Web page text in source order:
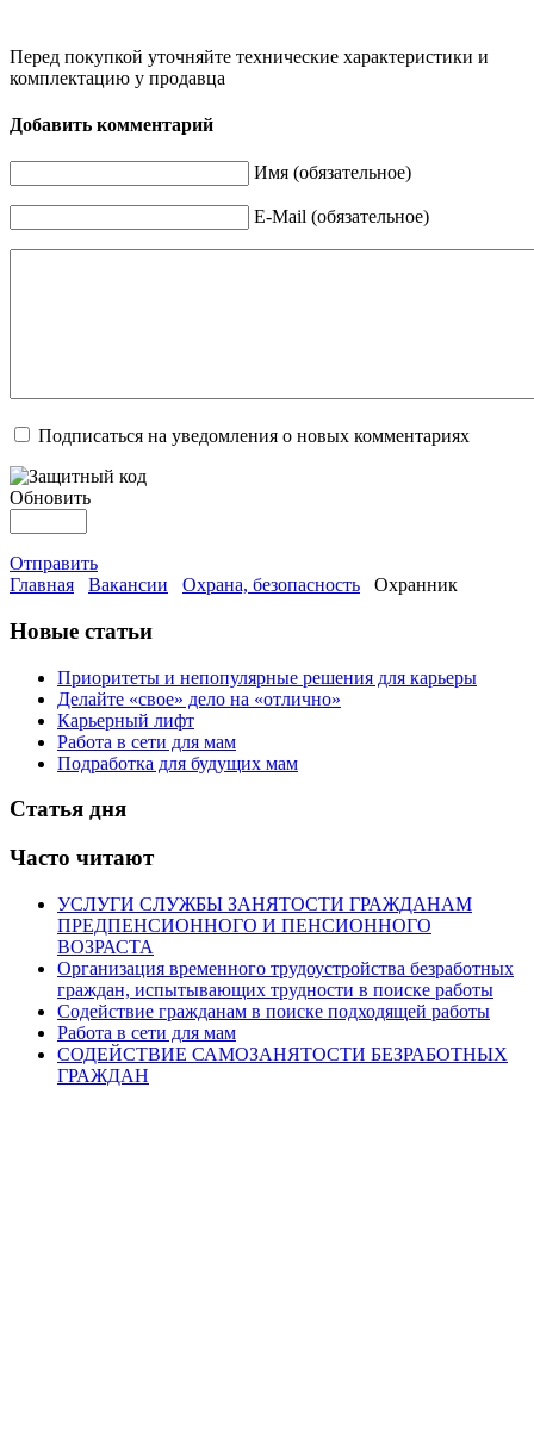
Перед покупкой уточняйте технические характеристики и
комплектацию у продавца
Добавить комментарий
Имя (обязательное)
E-Mail (обязательное)
Подписаться на уведомления о новых комментариях
Обновить
Отправить
Главная
Вакансии Охрана, безопасность Охранник
Новые статьи
Приоритеты и непопулярные решения для карьеры
Делайте «свое» дело на «отлично»
Карьерный лифт
Работа в сети для мам
Подработка для будущих мам
Статья дня
Часто читают
УСЛУГИ СЛУЖБЫ ЗАНЯТОСТИ ГРАЖДАНАМ
ПРЕДПЕНСИОННОГО И ПЕНСИОННОГО
ВОЗРАСТА
Организация временного трудоустройства безработных
граждан, испытывающих трудности в поиске работы
Содействие гражданам в поиске подходящей работы
Работа в сети для мам
СОДЕЙСТВИЕ САМОЗАНЯТОСТИ БЕЗРАБОТНЫХ
ГРАЖДАН